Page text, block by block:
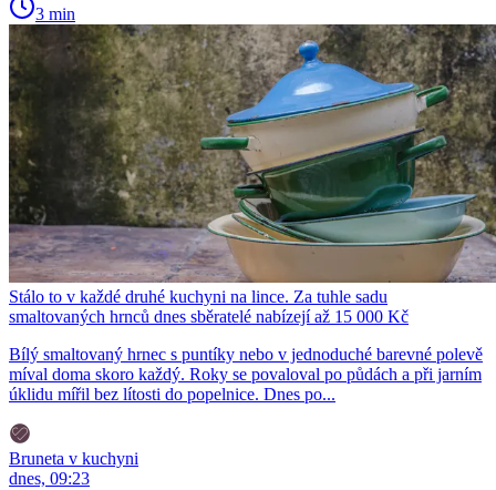
3 min
Stálo to v každé druhé kuchyni na lince. Za tuhle sadu
smaltovaných hrnců dnes sběratelé nabízejí až 15 000 Kč
Bílý smaltovaný hrnec s puntíky nebo v jednoduché barevné polevě
míval doma skoro každý. Roky se povaloval po půdách a při jarním
úklidu mířil bez lítosti do popelnice. Dnes po...
Bruneta v kuchyni
dnes, 09:23